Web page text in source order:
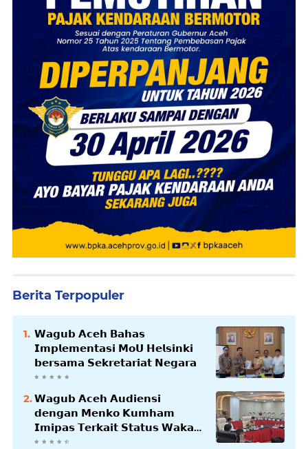
Berita Terpopuler
𝗪𝗮𝗴𝘂𝗯 𝗔𝗰𝗲𝗵 𝗕𝗮𝗵𝗮𝘀
𝗜𝗺𝗽𝗹𝗲𝗺𝗲𝗻𝘁𝗮𝘀𝗶 𝗠𝗼𝗨 𝗛𝗲𝗹𝘀𝗶𝗻𝗸𝗶
𝗯𝗲𝗿𝘀𝗮𝗺𝗮 𝗦𝗲𝗸𝗿𝗲𝘁𝗮𝗿𝗶𝗮𝘁 𝗡𝗲𝗴𝗮𝗿𝗮
𝗪𝗮𝗴𝘂𝗯 𝗔𝗰𝗲𝗵 𝗔𝘂𝗱𝗶𝗲𝗻𝘀𝗶
𝗱𝗲𝗻𝗴𝗮𝗻 𝗠𝗲𝗻𝗸𝗼 𝗞𝘂𝗺𝗵𝗮𝗺
𝗜𝗺𝗶𝗽𝗮𝘀 𝗧𝗲𝗿𝗸𝗮𝗶𝘁 𝗦𝘁𝗮𝘁𝘂𝘀 𝗪𝗮𝗸𝗮𝗳
𝗕𝗹𝗮𝗻𝗴𝗽𝗮𝗱𝗮𝗻𝗴